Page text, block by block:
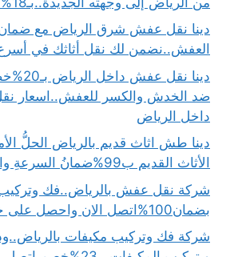
العفش..نضمن لك نقل أثاثك في
ضد الخدش والكسر للعفش..اسعار
داخل الرياض
دينا طش اثاث قديم بالرياض الحلُّ
الأثاث القديم ب99%ضمانُ السرعةِ والأمان
شركة نقل عفش بالرياض..فك
بضمان100%اتصل الان واحصل على خصم40%
شركة فك وتركيب مكيفات